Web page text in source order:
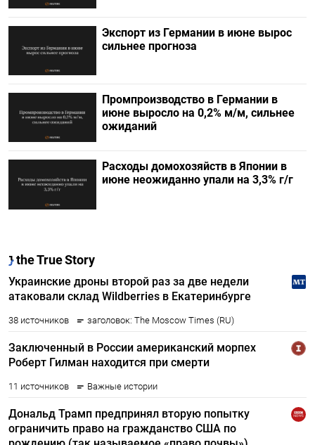
Экспорт из Германии в июне вырос
сильнее прогноза
Промпроизводство в Германии в
июне выросло на 0,2%​​​ м/м, сильнее
ожиданий
Расходы домохозяйств в Японии в
июне неожиданно упали на 3,3% г/г